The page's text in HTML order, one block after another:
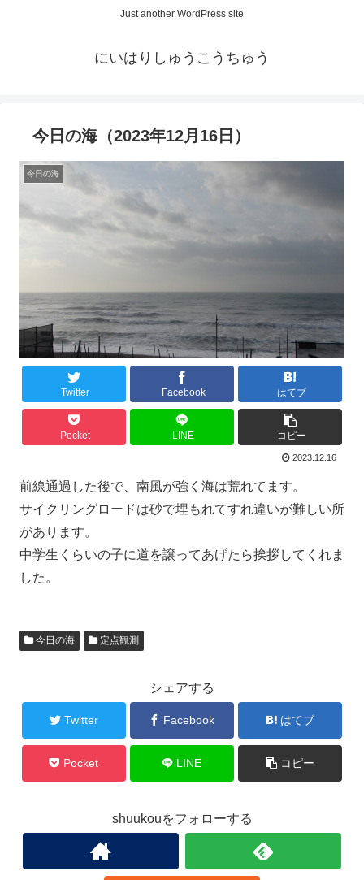
Just another WordPress site
にいはりしゅうこうちゅう
今日の海（2023年12月16日）
今日の海
Twitter Facebook はてブ
Pocket LINE コピー
2023.12.16
前線通過した後で、南風が強く海は荒れてます。
サイクリングロードは砂で埋もれてすれ違いが難しい所
があります。
中学生くらいの子に道を譲ってあげたら挨拶してくれま
した。
今日の海 定点観測
シェアする
Twitter Facebook はてブ
Pocket LINE コピー
shuukouをフォローする